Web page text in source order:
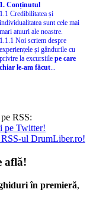
1. Conținutul
1.1 Credibilitatea și
individualitatea sunt cele mai
mari atuuri ale noastre.
1.1.1 Noi scriem despre
experiențele și gândurile cu
privire la excursiile pe care
chiar le-am făcut...
RSS:
pe Twitter!
RSS-ul DrumLiber.ro!
află!
în premieră,